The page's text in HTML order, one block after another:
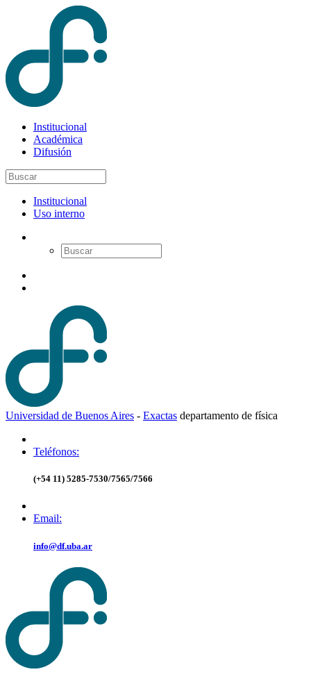
Institucional
Académica
Difusión
Institucional
Uso interno
Universidad de Buenos Aires - Exactas departamento de física
Teléfonos:
(+54 11) 5285-7530/7565/7566
Email:
info@df.uba.ar